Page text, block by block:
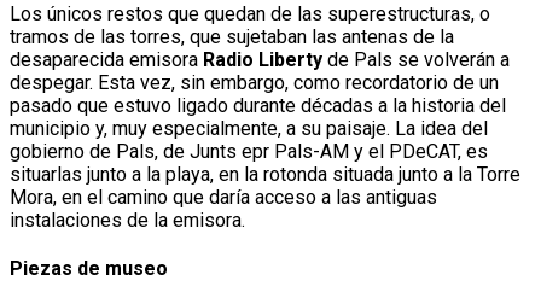
Los únicos restos que quedan de las superestructuras, o
tramos de las torres, que sujetaban las antenas de la
desaparecida emisora Radio Liberty de Pals se volverán a
despegar. Esta vez, sin embargo, como recordatorio de un
pasado que estuvo ligado durante décadas a la historia del
municipio y, muy especialmente, a su paisaje. La idea del
gobierno de Pals, de Junts epr Pals-AM y el PDeCAT, es
situarlas junto a la playa, en la rotonda situada junto a la Torre
Mora, en el camino que daría acceso a las antiguas
instalaciones de la emisora.
Piezas de museo